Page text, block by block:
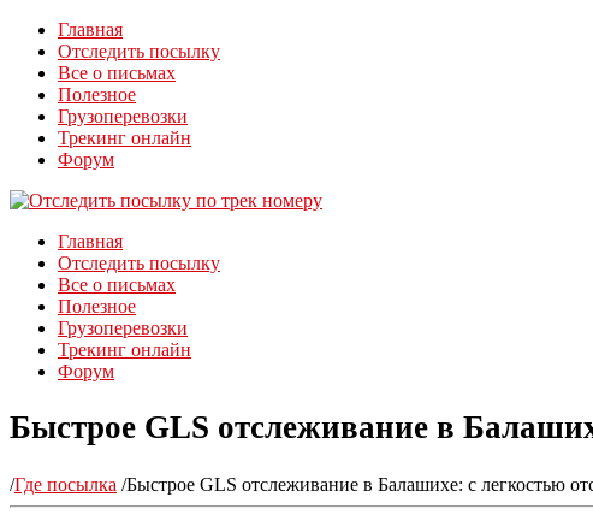
Главная
Отследить посылку
Все о письмах
Полезное
Грузоперевозки
Трекинг онлайн
Форум
Главная
Отследить посылку
Все о письмах
Полезное
Грузоперевозки
Трекинг онлайн
Форум
Быстрое GLS отслеживание в
/Где посылка /Быстрое GLS отслеживание в Балашихе: с легкостью